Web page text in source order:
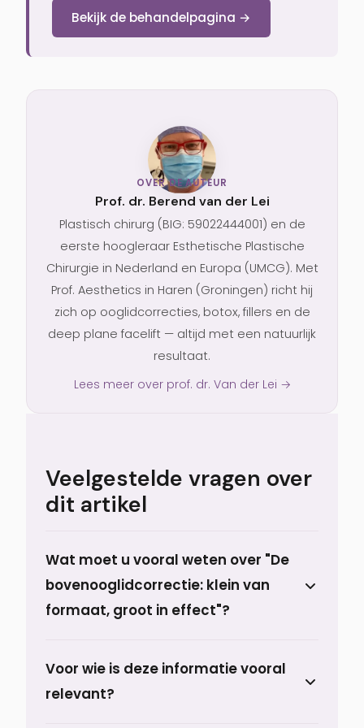
Bekijk de behandelpagina →
OVER DE AUTEUR
Prof. dr. Berend van der Lei
Plastisch chirurg (BIG: 59022444001) en de
eerste hoogleraar Esthetische Plastische
Chirurgie in Nederland en Europa (UMCG). Met
Prof. Aesthetics in Haren (Groningen) richt hij
zich op ooglidcorrecties, botox, fillers en de
deep plane facelift — altijd met een natuurlijk
resultaat.
Lees meer over prof. dr. Van der Lei →
Veelgestelde vragen over
dit artikel
Wat moet u vooral weten over "De
bovenooglidcorrectie: klein van
formaat, groot in effect"?
eerste gezicht een eenvoudige ingreep.
Juist daardoor wordt deze behandeling
Voor wie is deze informatie vooral
relevant?